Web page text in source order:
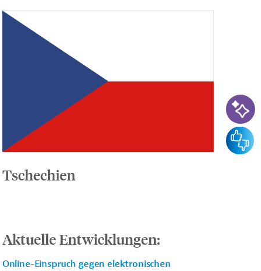
Tschechien
Aktuelle Entwicklungen:
Online-Einspruch gegen elektronischen
KI-